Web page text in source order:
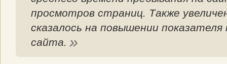
просмотров страниц. Также
сказалось на повышении показателя
сайта.